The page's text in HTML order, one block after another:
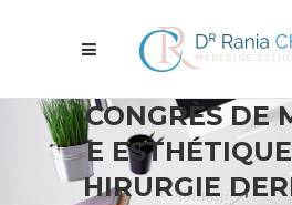
CONGRÈS DE
E
HIRURGIE